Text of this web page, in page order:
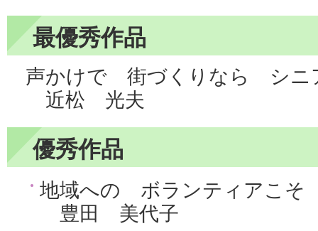
最優秀作品
声かけで 街づくりなら シニ
近松 光夫
優秀作品
地域への ボランティアこそ
豊田 美代子